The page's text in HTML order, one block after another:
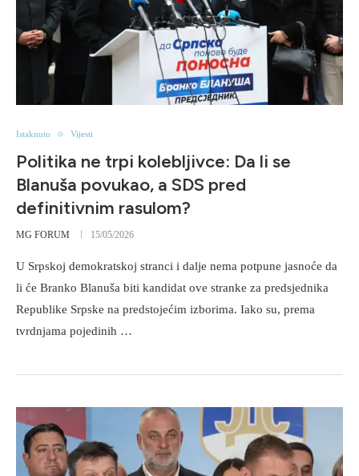
Istaknuto Vijesti
Politika ne trpi kolebljivce: Da li se
Blanuša povukao, a SDS pred
definitivnim rasulom?
MG FORUM 15/05/2026
U Srpskoj demokratskoj stranci i dalje nema potpune jasnoće da
li će Branko Blanuša biti kandidat ove stranke za predsjednika
Republike Srpske na predstojećim izborima. Iako su, prema
tvrdnjama pojedinih …